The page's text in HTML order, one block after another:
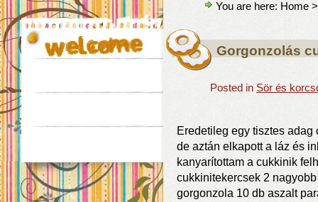
You are here: Home
Gorgonzolás
Posted in Sör és
Eredetileg egy tisztes
de aztán elkapott a láz és
kanyarítottam a cukkinik
cukkinitekercsek 2
gorgonzola 10 db aszalt